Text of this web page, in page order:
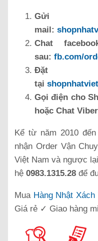
Gửi
mail:
Chat
sau: fb.com/
Đặt
tại
Gọi điện cho
hoặc Chat
Kể từ năm 2010
nhận Order Vận
Việt Nam và ngược
hệ 0983.1315.28 để
Mua Hàng Nhật Xách
Giá rẻ ✓ Giao hàng